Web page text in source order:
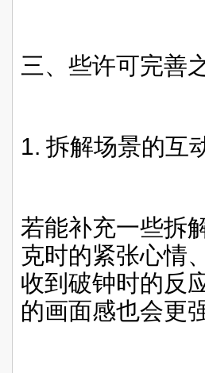
三、些许可完善
1. 拆解场景的互
若能补充一些拆
克时的紧张心情
收到破钟时的反
的画面感也会更强